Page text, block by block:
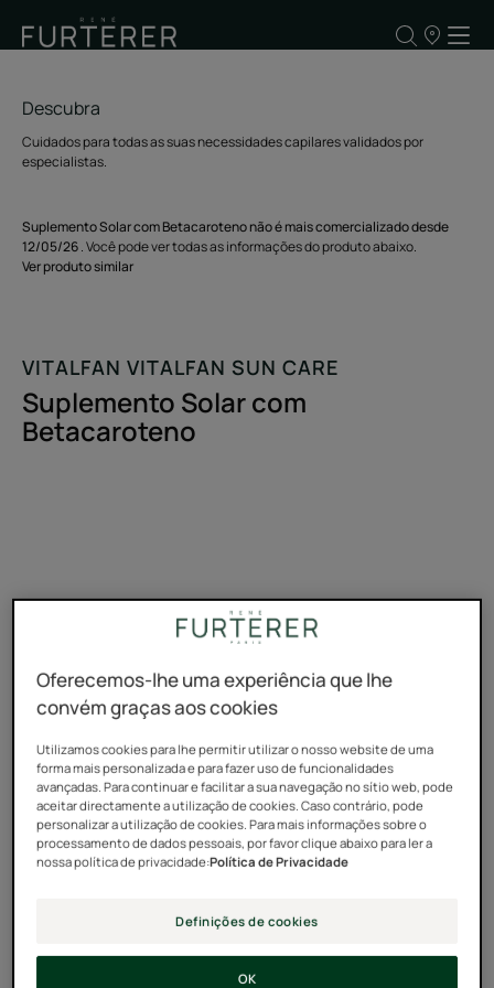
OS
Suplemento Solar com Betacaroteno não é mais comercializado desde
12/05/26. Você pode ver todas as informações do produto abaixo.
Ver produto similar
Descubra
Cuidados para todas as suas necessidades capilares validados por
especialistas.
VITALFAN VITALFAN SUN CARE
Suplemento Solar com
Betacaroteno
Oferecemos-lhe uma experiência que lhe
convém graças aos cookies
Utilizamos cookies para lhe permitir utilizar o nosso website de uma
forma mais personalizada e para fazer uso de funcionalidades
avançadas. Para continuar e facilitar a sua navegação no sítio web, pode
aceitar directamente a utilização de cookies. Caso contrário, pode
personalizar a utilização de cookies. Para mais informações sobre o
processamento de dados pessoais, por favor clique abaixo para ler a
nossa política de privacidade:Política de Privacidade
Definições de cookies
OK